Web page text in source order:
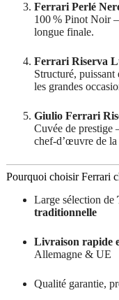
Ferrari Perlé
100 % Pinot Noir
longue finale.
Ferrari Riserva
Structuré,
les grandes
Giulio Ferrari
Cuvée de prestige
chef-d’œuvre de la
Pourquoi choisir Ferrari
Large sélection de
traditionnelle
Livraison rapide
Allemagne & UE
Qualité garantie,